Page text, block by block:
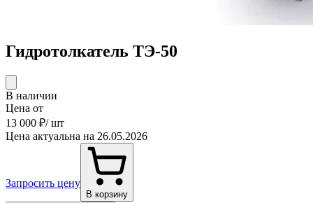
Гидротолкатель ТЭ-50
В наличии
Цена от
13 000 ₽/ шт
Цена актуальна на 26.05.2026
Запросить цену
В корзину